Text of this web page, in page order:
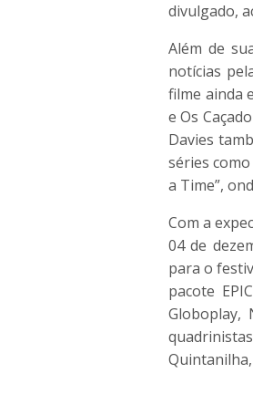
divulgado,
Além de
notícias
filme ainda
e Os
Davies
séries
a Time”,
Com a
04 de
para o
pacote
Globoplay,